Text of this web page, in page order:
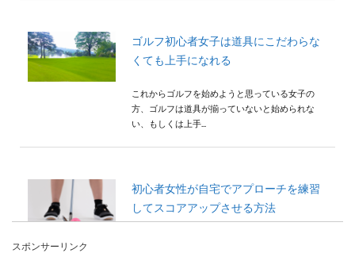
ゴルフ初心者女子は道具にこだわらな
くても上手になれる
これからゴルフを始めようと思っている女子の
方、ゴルフは道具が揃っていないと始められな
い、もしくは上手...
初心者女性が自宅でアプローチを練習
してスコアアップさせる方法
スポンサーリンク